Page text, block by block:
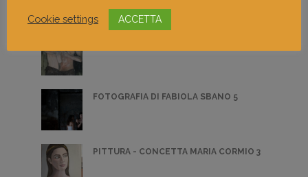
FOTOGRAFIA DI FABIOLA SBANO 5
PITTURA - CONCETTA MARIA CORMIO 3
Cookie settings ACCETTA